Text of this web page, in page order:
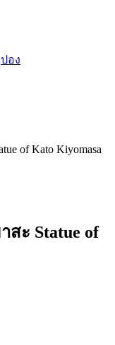
อง
of Kato Kiyomasa
ะ Statue of